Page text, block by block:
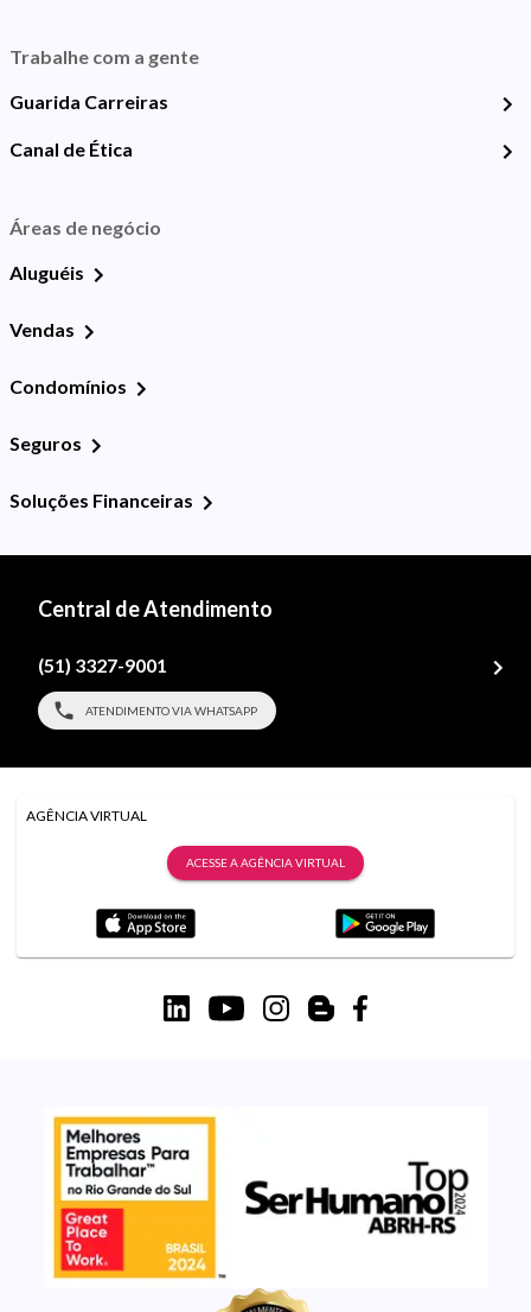
Trabalhe com a gente
Guarida Carreiras
Canal de Ética
Áreas de negócio
Aluguéis
Vendas
Condomínios
Seguros
Soluções Financeiras
Central de Atendimento
(51) 3327-9001
ATENDIMENTO VIA WHATSAPP
AGÊNCIA VIRTUAL
ACESSE A AGÊNCIA VIRTUAL